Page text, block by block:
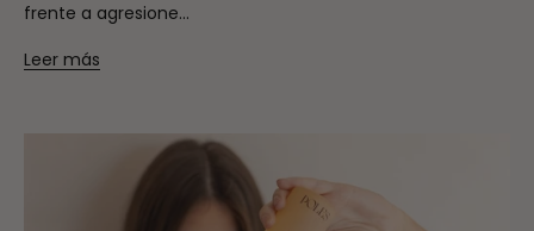
frente a agresione...
Leer más